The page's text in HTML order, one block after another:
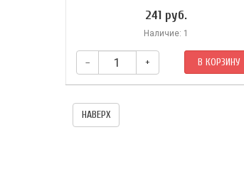
241 руб.
Наличие: 1
– + В КОРЗИНУ
НАВЕРХ